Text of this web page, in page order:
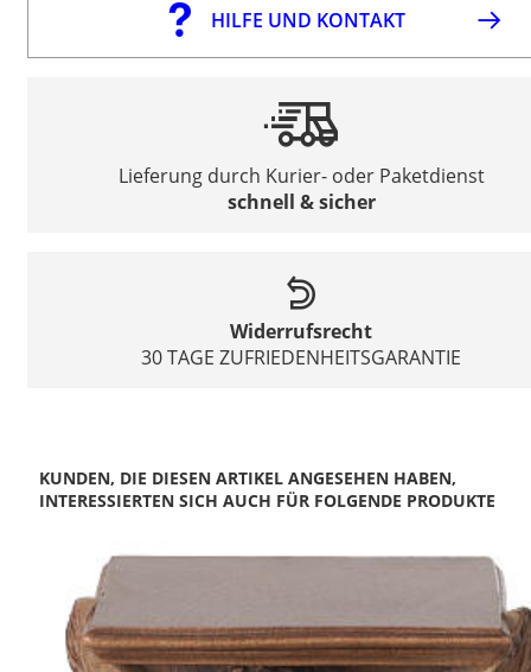
HILFE UND KONTAKT
Lieferung durch Kurier- oder Paketdienst
schnell & sicher
Widerrufsrecht
30 TAGE ZUFRIEDENHEITSGARANTIE
KUNDEN, DIE DIESEN ARTIKEL ANGESEHEN HABEN,
INTERESSIERTEN SICH AUCH FÜR FOLGENDE PRODUKTE